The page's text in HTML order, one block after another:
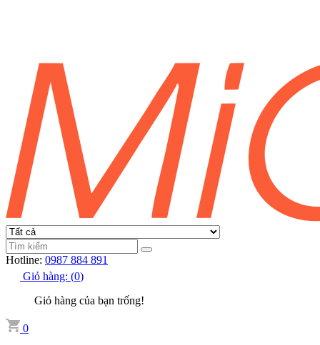
Hotline: 0987 884 891
Giỏ hàng: (0)
Giỏ hàng của bạn trống!
0